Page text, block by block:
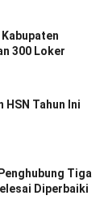
300 Loker
HSN Tahun Ini
Tiga
Diperbaiki